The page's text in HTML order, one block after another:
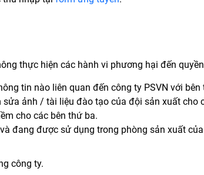
thực hiện các hành vi phương hại đến
tin nào liên quan đến công ty PSVN với bên
sửa ảnh / tài liệu đào tạo của đội sản xuất cho
cho các bên thứ ba.
đang được sử dụng trong phòng sản xuất của
công ty.